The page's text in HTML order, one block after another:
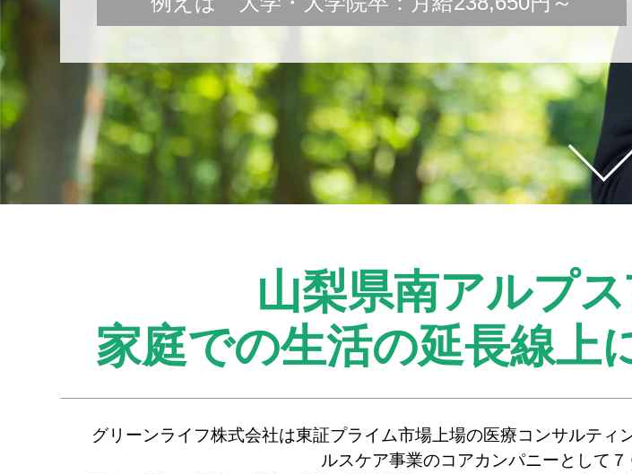
山梨県南アルプ
家庭での生活の延長線上
グリーンライフ株式会社は東証プライム市場上場の医療コンサルテ
ルスケア事業のコアカンパニーとして